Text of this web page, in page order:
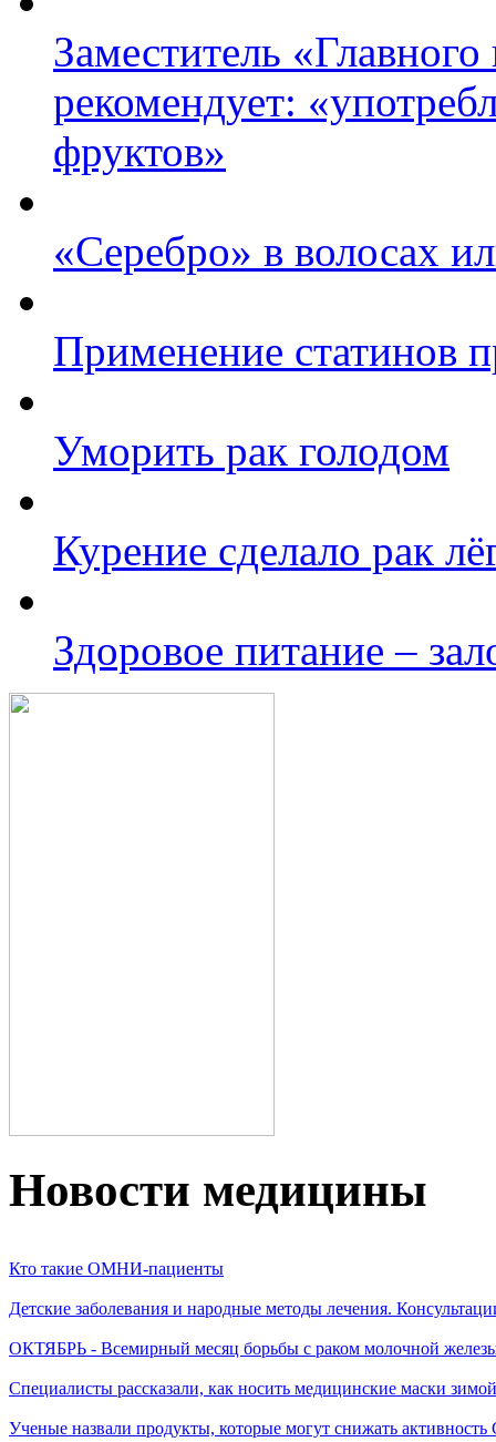
Заместитель
рекомендует:
фруктов»
«Серебро» в волосах
Применение статинов
Уморить рак голодом
Курение сделало рак
Здоровое питание –
Новости медицины
Кто такие ОМНИ-пациенты
Детские заболевания и народные методы лечения.
ОКТЯБРЬ - Всемирный месяц борьбы с раком молочной
Специалисты рассказали, как носить медицинские маски зимой
Ученые назвали продукты, которые могут снижать